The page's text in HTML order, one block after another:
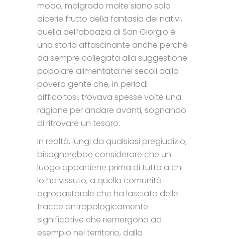
modo, malgrado molte siano solo
dicerie frutto della fantasia dei nativi,
quella dell’abbazia di San Giorgio è
una storia affascinante anche perché
da sempre collegata alla suggestione
popolare alimentata nei secoli dalla
povera gente che, in periodi
difficoltosi, trovava spesse volte una
ragione per andare avanti, sognando
di ritrovare un tesoro.
In realtà, lungi da qualsiasi pregiudizio,
bisognerebbe considerare che un
luogo appartiene prima di tutto a chi
lo ha vissuto, a quella comunità
agropastorale che ha lasciato delle
tracce antropologicamente
significative che riemergono ad
esempio nel territorio, dalla